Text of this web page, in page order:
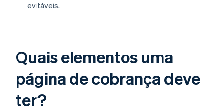
evitáveis.
Quais elementos uma
página de cobrança deve
ter?